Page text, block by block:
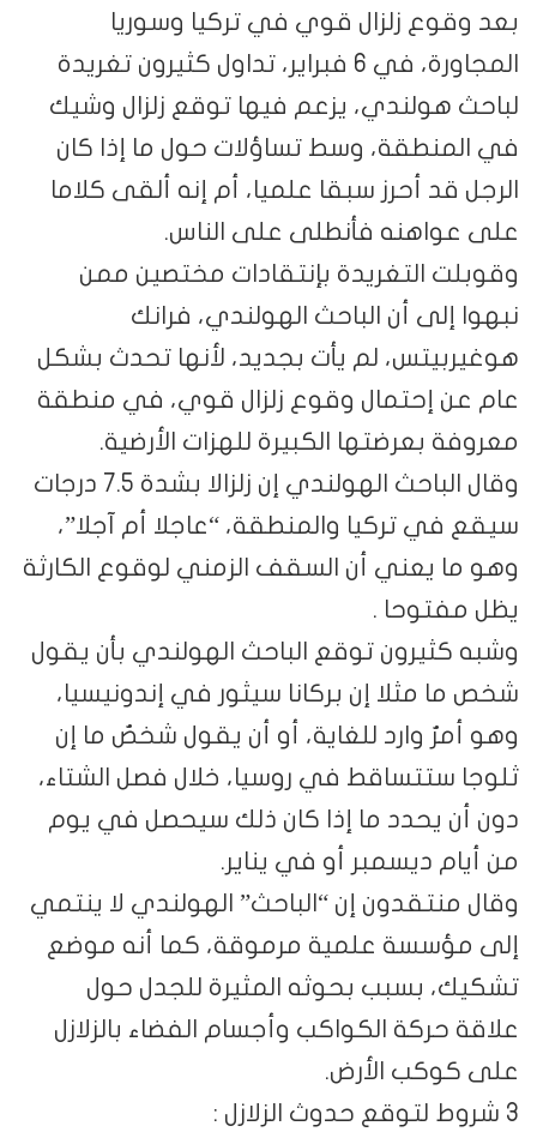
بعد وقوع زلزال قوي في تركيا وسوريا
المجاورة، في 6 فبراير، تداول كثيرون تغريدة
لباحث هولندي، يزعم فيها توقع زلزال وشيك
في المنطقة، وسط تساؤلات حول ما إذا كان
الرجل قد أحرز سبقا علميا، أم إنه ألقى كلاما
على عواهنه فأنطلى على الناس.
وقوبلت التغريدة بإنتقادات مختصين ممن
نبهوا إلى أن الباحث الهولندي، فرانك
هوغيربيتس، لم يأت بجديد، لأنها تحدث بشكل
عام عن إحتمال وقوع زلزال قوي، في منطقة
معروفة بعرضتها الكبيرة للهزات الأرضية.
وقال الباحث الهولندي إن زلزالا بشدة 7.5 درجات
سيقع في تركيا والمنطقة، “عاجلا أم آجلا”،
وهو ما يعني أن السقف الزمني لوقوع الكارثة
يظل مفتوحا .
وشبه كثيرون توقع الباحث الهولندي بأن يقول
شخص ما مثلا إن بركانا سيثور في إندونيسيا،
وهو أمرٌ وارد للغاية، أو أن يقول شخصٌ ما إن
ثلوجا ستتساقط في روسيا، خلال فصل الشتاء،
دون أن يحدد ما إذا كان ذلك سيحصل في يوم
من أيام ديسمبر أو في يناير.
وقال منتقدون إن “الباحث” الهولندي لا ينتمي
إلى مؤسسة علمية مرموقة، كما أنه موضع
تشكيك، بسبب بحوثه المثيرة للجدل حول
علاقة حركة الكواكب وأجسام الفضاء بالزلازل
على كوكب الأرض.
3 شروط لتوقع حدوث الزلازل :